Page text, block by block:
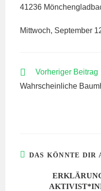
41236
Mittwoch, September
WEITERE
ANSEHEN
Vorheriger Beitrag
Wahrscheinliche
DAS KÖNNTE DIR